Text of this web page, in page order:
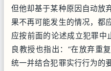
但他却基于某种原因自动放
果不再可能发生的情况，都
应按前面的论述成立犯罪中
良教授也指出：“在放弃重
统一并结合犯罪实行行为的